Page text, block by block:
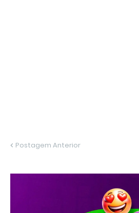
Postagem Anterior